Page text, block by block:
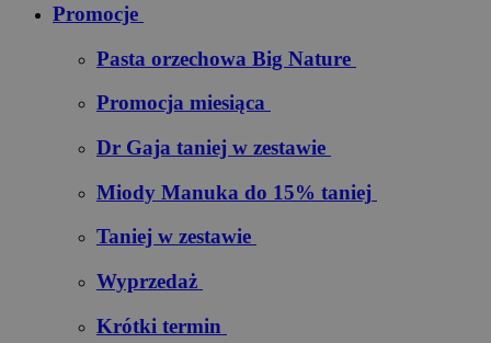
Promocje
Pasta orzechowa Big Nature
Promocja miesiąca
Dr Gaja taniej w zestawie
Miody Manuka do 15% taniej
Taniej w zestawie
Wyprzedaż
Krótki termin